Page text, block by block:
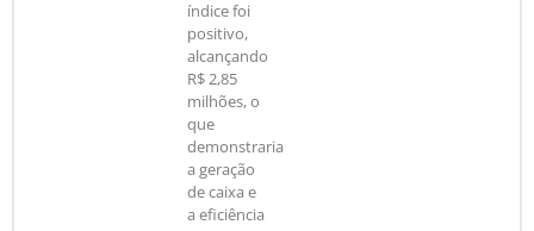
índice foi
positivo,
alcançando
R$ 2,85
milhões, o
que
demonstraria
a geração
de caixa e
a eficiência